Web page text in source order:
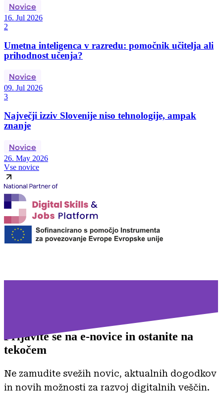
Novice
16. Jul 2026
2
Umetna inteligenca v razredu: pomočnik učitelja ali
prihodnost učenja?
Novice
09. Jul 2026
3
Največji izziv Slovenije niso tehnologije, ampak
znanje
Novice
26. May 2026
Vse novice
Prijavite se na e-novice in ostanite na
tekočem
Ne zamudite svežih novic, aktualnih dogodkov
in novih možnosti za razvoj digitalnih veščin.